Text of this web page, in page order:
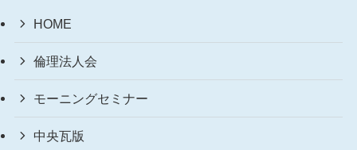
HOME
倫理法人会
モーニングセミナー
中央瓦版